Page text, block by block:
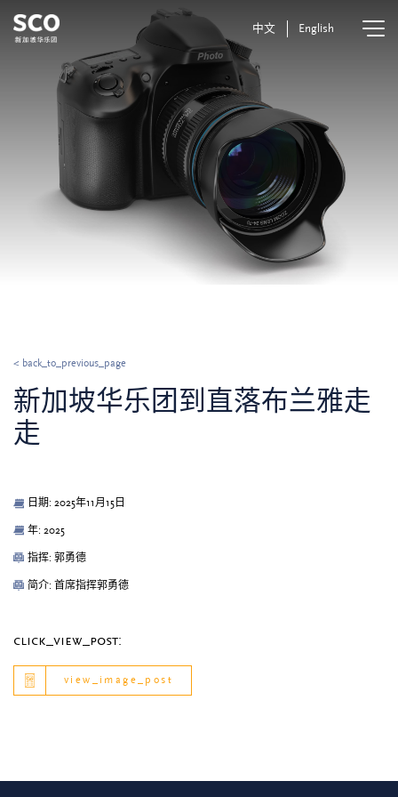
中文 English
< back_to_previous_page
新加坡华乐团到直落布兰雅走
走
日期: 2025年11月15日
年: 2025
指挥: 郭勇德
简介: 首席指挥郭勇德
click_view_post:
view_image_post